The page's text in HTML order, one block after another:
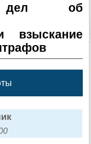
дел об
взыскание